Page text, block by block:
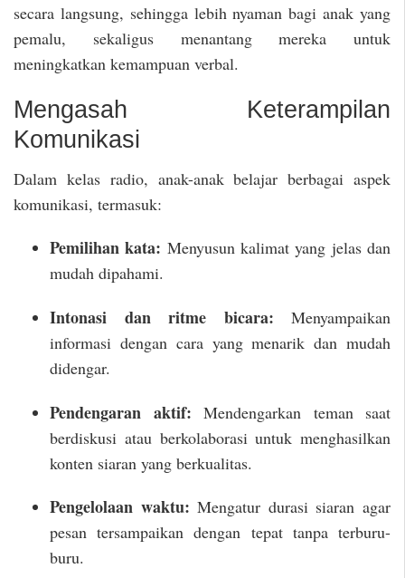
secara langsung, sehingga lebih nyaman bagi anak yang
pemalu, sekaligus menantang mereka untuk
meningkatkan kemampuan verbal.
Mengasah Keterampilan
Komunikasi
Dalam kelas radio, anak-anak belajar berbagai aspek
komunikasi, termasuk:
Pemilihan kata: Menyusun kalimat yang jelas dan
mudah dipahami.
Intonasi dan ritme bicara: Menyampaikan
informasi dengan cara yang menarik dan mudah
didengar.
Pendengaran aktif: Mendengarkan teman saat
berdiskusi atau berkolaborasi untuk menghasilkan
konten siaran yang berkualitas.
Pengelolaan waktu: Mengatur durasi siaran agar
pesan tersampaikan dengan tepat tanpa terburu-
buru.